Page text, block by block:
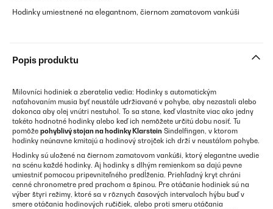
Hodinky umiestnené na elegantnom, čiernom zamatovom vankúši
Popis produktu
Milovníci hodiniek a zberatelia vedia: Hodinky s automatickým
naťahovaním musia byť neustále udržiavané v pohybe, aby nezastali alebo
dokonca aby olej vnútri nestuhol. To sa stane, keď vlastníte viac ako jedny
takéto hodnotné hodinky alebo keď ich nemôžete určitú dobu nosiť. Tu
pomôže pohyblivý stojan na hodinky Klarstein Sindelfingen, v ktorom
hodinky neúnavne kmitajú a hodinový strojček ich drží v neustálom pohybe.
Hodinky sú uložené na čiernom zamatovom vankúši, ktorý elegantne uvedie
na scénu každé hodinky. Aj hodinky s dlhým remienkom sa dajú pevne
umiestniť pomocou pripevniteľného predĺženia. Priehľadný kryt chráni
cenné chronometre pred prachom a špinou. Pre otáčanie hodiniek sú na
výber štyri režimy, ktoré sa v rôznych časových intervaloch hýbu buď v
smere otáčania hodinových ručičiek, alebo proti smeru otáčania